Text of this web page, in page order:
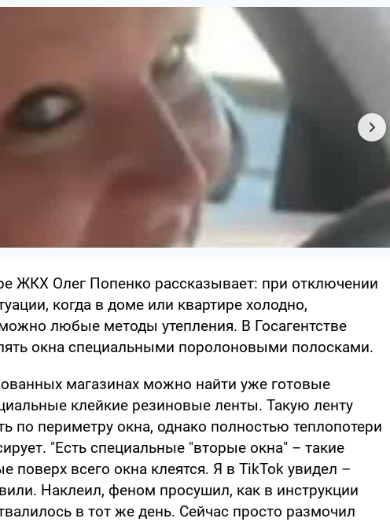
ЖКХ Олег Попенко рассказывает: при отключении
когда в доме или квартире холодно,
любые методы утепления. В Госагентстве
окна специальными поролоновыми полосками.
магазинах можно найти уже готовые
клейкие резиновые ленты. Такую ленту
по периметру окна, однако полностью теплопотери
"Есть специальные "вторые окна" – такие
поверх всего окна клеятся. Я в TikTok увидел –
Наклеил, феном просушил, как в инструкции
в тот же день. Сейчас просто размочил